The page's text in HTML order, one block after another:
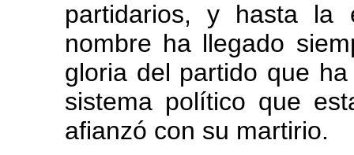
partidarios, y hasta la
nombre ha llegado
gloria del partido que
sistema político que
afianzó con su martirio.